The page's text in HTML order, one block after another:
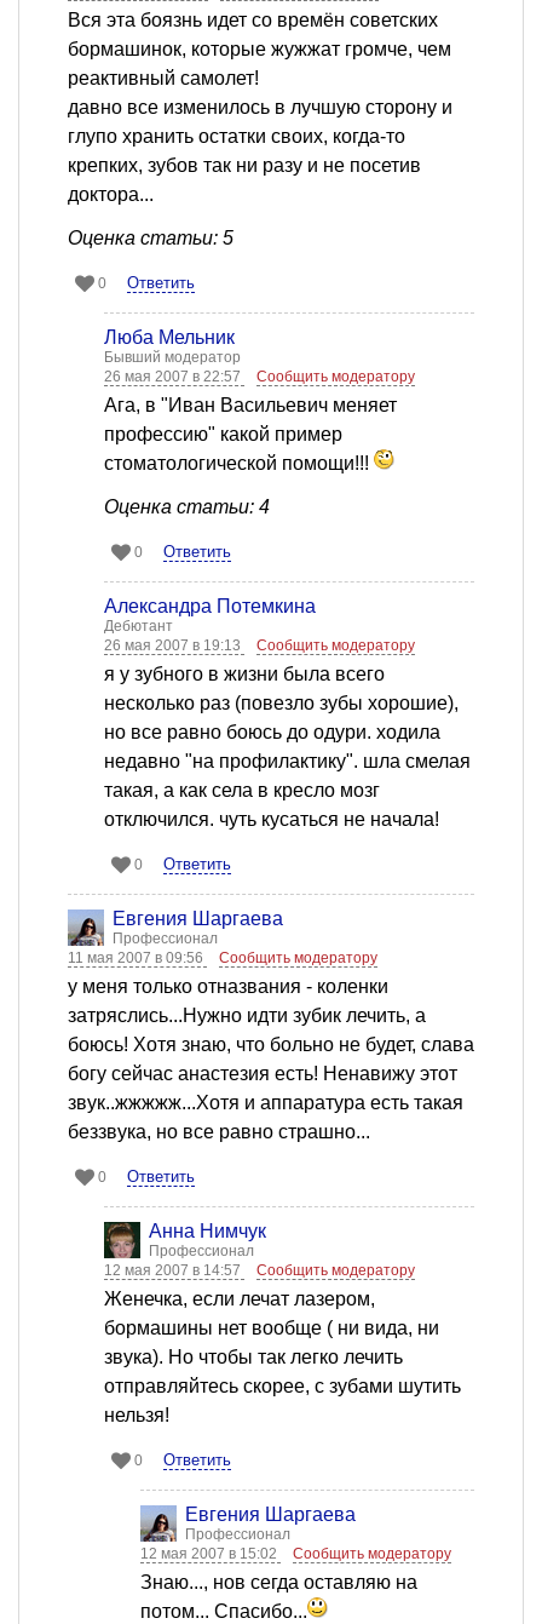
Вся эта боязнь идет со времён советских
бормашинок, которые жужжат громче, чем
реактивный самолет!
давно все изменилось в лучшую сторону и
глупо хранить остатки своих, когда-то
крепких, зубов так ни разу и не посетив
доктора...
Оценка статьи: 5
0 Ответить
Люба Мельник
Бывший модератор
26 мая 2007 в 22:57
Сообщить модератору
Ага, в "Иван Васильевич меняет
профессию" какой пример
стоматологической помощи!!!
Оценка статьи: 4
0 Ответить
Александра Потемкина
Дебютант
26 мая 2007 в 19:13
Сообщить модератору
я у зубного в жизни была всего
несколько раз (повезло зубы хорошие),
но все равно боюсь до одури. ходила
недавно "на профилактику". шла смелая
такая, а как села в кресло мозг
отключился. чуть кусаться не начала!
0 Ответить
Евгения Шаргаева
Профессионал
11 мая 2007 в 09:56
Сообщить модератору
у меня только отназвания - коленки
затряслись...Нужно идти зубик лечить, а
боюсь! Хотя знаю, что больно не будет, слава
богу сейчас анастезия есть! Ненавижу этот
звук..жжжжж...Хотя и аппаратура есть такая
беззвука, но все равно страшно...
0 Ответить
Анна Нимчук
Профессионал
12 мая 2007 в 14:57
Сообщить модератору
Женечка, если лечат лазером,
бормашины нет вообще ( ни вида, ни
звука). Но чтобы так легко лечить
отправляйтесь скорее, с зубами шутить
нельзя!
0 Ответить
Евгения Шаргаева
Профессионал
12 мая 2007 в 15:02
Сообщить модератору
Знаю..., нов сегда оставляю на
потом... Спасибо...